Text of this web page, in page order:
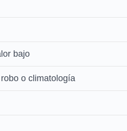
bajo
o climatología